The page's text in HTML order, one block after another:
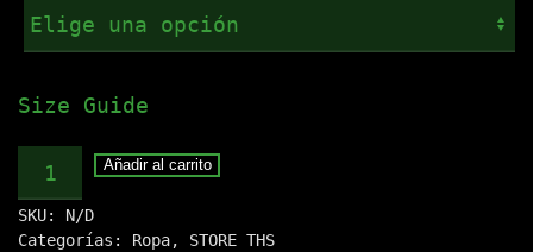
Size Guide
Camiseta
.:HACKAT::
cantidad
Añadir al carrito
SKU: N/D
Categorías: Ropa, STORE THS